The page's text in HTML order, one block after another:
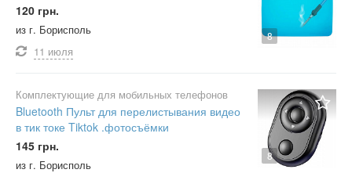
8
120 грн.
из г. Борисполь
11 июля
8
Комплектующие для мобильных телефонов
Bluetooth Пульт для перелистывания видео
в тик токе Tiktok .фотосъёмки
145 грн.
из г. Борисполь